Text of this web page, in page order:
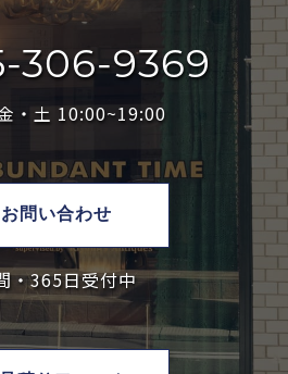
306-9369
・土 10:00~19:00
お問い合わせ
・365日受付中